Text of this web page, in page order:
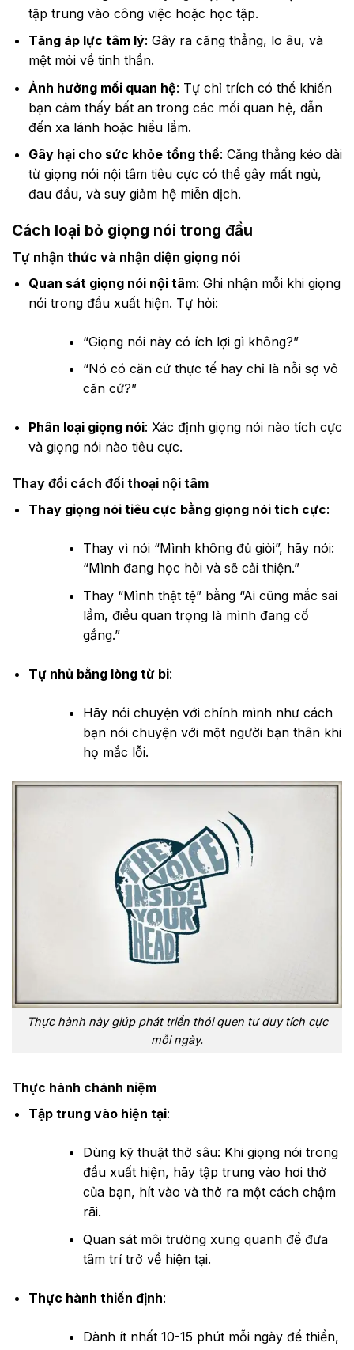
tập trung vào công việc hoặc học tập.
Tăng áp lực tâm lý: Gây ra căng thẳng, lo âu, và
mệt mỏi về tinh thần.
Ảnh hưởng mối quan hệ: Tự chỉ trích có thể khiến
bạn cảm thấy bất an trong các mối quan hệ, dẫn
đến xa lánh hoặc hiểu lầm.
Gây hại cho sức khỏe tổng thể: Căng thẳng kéo dài
từ giọng nói nội tâm tiêu cực có thể gây mất ngủ,
đau đầu, và suy giảm hệ miễn dịch.
Cách loại bỏ giọng nói trong đầu
Tự nhận thức và nhận diện giọng nói
Quan sát giọng nói nội tâm: Ghi nhận mỗi khi giọng
nói trong đầu xuất hiện. Tự hỏi:
“Giọng nói này có ích lợi gì không?”
“Nó có căn cứ thực tế hay chỉ là nỗi sợ vô
căn cứ?”
Phân loại giọng nói: Xác định giọng nói nào tích cực
và giọng nói nào tiêu cực.
Thay đổi cách đối thoại nội tâm
Thay giọng nói tiêu cực bằng giọng nói tích cực:
Thay vì nói “Mình không đủ giỏi”, hãy nói:
“Mình đang học hỏi và sẽ cải thiện.”
Thay “Mình thật tệ” bằng “Ai cũng mắc sai
lầm, điều quan trọng là mình đang cố
gắng.”
Tự nhủ bằng lòng từ bi:
Hãy nói chuyện với chính mình như cách
bạn nói chuyện với một người bạn thân khi
họ mắc lỗi.
Thực hành này giúp phát triển thói quen tư duy tích cực
mỗi ngày.
Thực hành chánh niệm
Tập trung vào hiện tại:
Dùng kỹ thuật thở sâu: Khi giọng nói trong
đầu xuất hiện, hãy tập trung vào hơi thở
của bạn, hít vào và thở ra một cách chậm
rãi.
Quan sát môi trường xung quanh để đưa
tâm trí trở về hiện tại.
Thực hành thiền định:
Dành ít nhất 10-15 phút mỗi ngày để thiền,